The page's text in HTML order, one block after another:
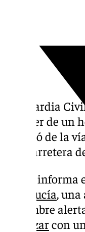
La Guardia
cadáver de
se salió de la
una carretera
Según
Andalucía, una
diciembre
Molvízarcon